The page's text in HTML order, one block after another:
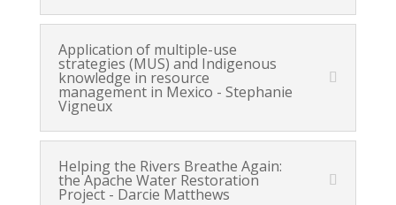
Application of multiple-use
strategies (MUS) and Indigenous
knowledge in resource
management in Mexico - Stephanie
Vigneux
Helping the Rivers Breathe Again:
the Apache Water Restoration
Project - Darcie Matthews